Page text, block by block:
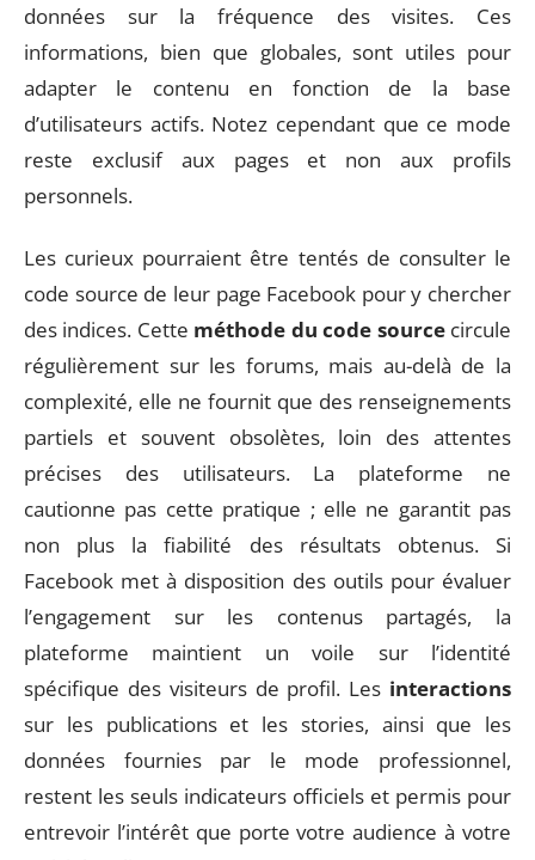
données sur la fréquence des visites. Ces
informations, bien que globales, sont utiles pour
adapter le contenu en fonction de la base
d’utilisateurs actifs. Notez cependant que ce mode
reste exclusif aux pages et non aux profils
personnels.
Les curieux pourraient être tentés de consulter le
code source de leur page Facebook pour y chercher
des indices. Cette méthode du code sourcecircule
régulièrement sur les forums, mais au-delà de la
complexité, elle ne fournit que des renseignements
partiels et souvent obsolètes, loin des attentes
précises des utilisateurs. La plateforme ne
cautionne pas cette pratique ; elle ne garantit pas
non plus la fiabilité des résultats obtenus. Si
Facebook met à disposition des outils pour évaluer
l’engagement sur les contenus partagés, la
plateforme maintient un voile sur l’identité
spécifique des visiteurs de profil. Les interactions
sur les publications et les stories, ainsi que les
données fournies par le mode professionnel,
restent les seuls indicateurs officiels et permis pour
entrevoir l’intérêt que porte votre audience à votre